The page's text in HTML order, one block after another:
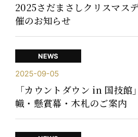
2025さだまさしクリスマス
催のお知らせ
NEWS
2025-09-05
「カウントダウン in 国技館
幟・懸賞幕・木札のご案内